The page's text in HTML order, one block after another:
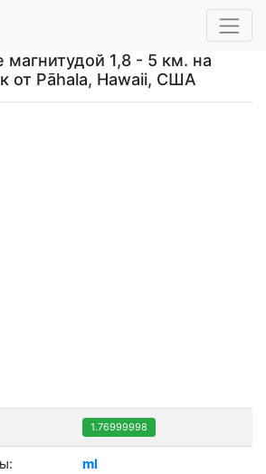
1,8 - 5 км. на
от Pāhala, Hawaii, США
1.76999998
ml